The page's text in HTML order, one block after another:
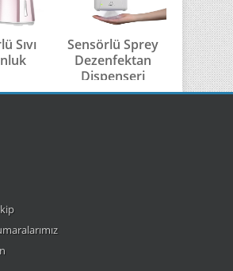
Sıvı
Sensörlü Sprey
Dezenfektan
Dispenseri